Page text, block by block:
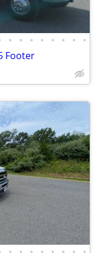
• • • • • • • •
Footer